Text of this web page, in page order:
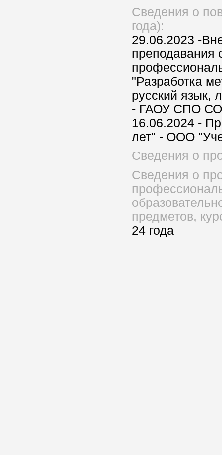
Сведения о
года):
29.06.2023 -
преподавания
"Разработка
русский язык,
- ГАОУ СПО
16.06.2024 -
лет" - ООО
Сведения о
Сведения о
предметов,
24 года